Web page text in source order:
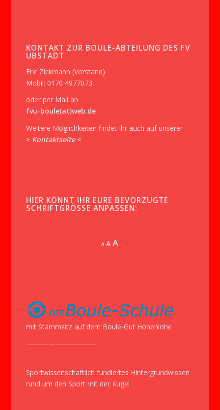
KONTAKT ZUR BOULE-ABTEILUNG DES FV
UBSTADT
Eric Zickmann (Vorstand)
Mobil: 0170 4977073
oder per Mail an
fvu-boule(at)web.de
Weitere Möglichkeiten findet Ihr auch auf unserer
> Kontaktseite <
HIER KÖNNT IHR EURE BEVORZUGTE
SCHRIFTGRÖSSE ANPASSEN:
A Decrease
AReset
AIncrease
mit Stammsitz auf dem Boule-Gut Hohenlohe
—————————–
Sportwissenschaftlich fundiertes Hintergrundwissen
rund um den Sport mit der Kugel